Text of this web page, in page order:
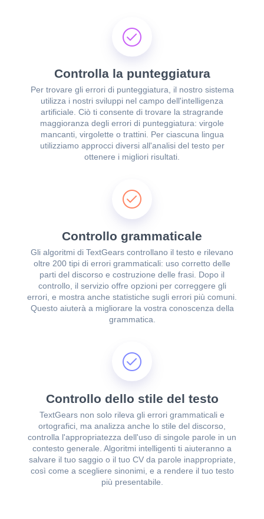
Controlla la punteggiatura
Per trovare gli errori di punteggiatura, il nostro sistema
utilizza i nostri sviluppi nel campo dell'intelligenza
artificiale. Ciò ti consente di trovare la stragrande
maggioranza degli errori di punteggiatura: virgole
mancanti, virgolette o trattini. Per ciascuna lingua
utilizziamo approcci diversi all'analisi del testo per
ottenere i migliori risultati.
Controllo grammaticale
Gli algoritmi di TextGears controllano il testo e rilevano
oltre 200 tipi di errori grammaticali: uso corretto delle
parti del discorso e costruzione delle frasi. Dopo il
controllo, il servizio offre opzioni per correggere gli
errori, e mostra anche statistiche sugli errori più comuni.
Questo aiuterà a migliorare la vostra conoscenza della
grammatica.
Controllo dello stile del testo
TextGears non solo rileva gli errori grammaticali e
ortografici, ma analizza anche lo stile del discorso,
controlla l'appropriatezza dell'uso di singole parole in un
contesto generale. Algoritmi intelligenti ti aiuteranno a
salvare il tuo saggio o il tuo CV da parole inappropriate,
così come a scegliere sinonimi, e a rendere il tuo testo
più presentabile.